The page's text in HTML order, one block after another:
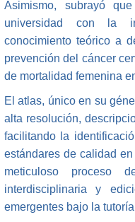
Asimismo, subrayó
universidad con la
conocimiento teórico a
prevención del cáncer
de mortalidad femenina
El atlas, único en su
alta resolución,
facilitando la
estándares de calidad
meticuloso proceso
interdisciplinaria y
emergentes bajo la